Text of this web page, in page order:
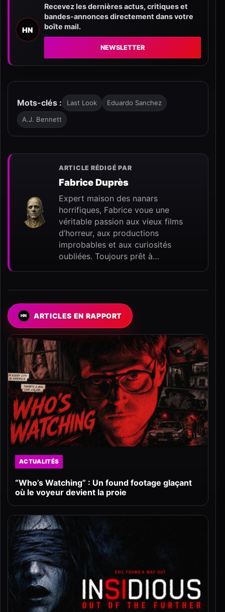
HN
Recevez les dernières actus, critiques et
bandes-annonces directement dans votre
boîte mail.
NEWSLETTER
Mots-clés : Last Look Eduardo Sanchez
A.J. Bennett
ARTICLE RÉDIGÉ PAR
Fabrice Duprès
Expert maison des nanars
horrifiques, Fabrice voue une
véritable passion aux vieux films
d’horreur, aux productions
improbables et aux curiosités
oubliées. Toujours prêt à…
ARTICLES EN RAPPORT
ACTUALITÉS
“Who’s Watching” : Un found footage glaçant
où le voyeur devient la proie